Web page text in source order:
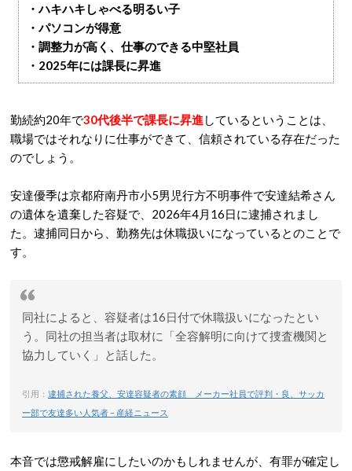
・ハキハキしゃべる明るい子
・パソコンが得意
・調整力が高く、仕事のできる中堅社員
・2025年には課長に昇進
勤続約20年で30代後半で課長に昇進 しているということは、
職場ではそれなりに仕事ができて、信頼されている存在だった
のでしょう。
安達優季は京都府南丹市小5男児行方不明事件で安達結希さん
の遺体を遺棄した容疑で、2026年4月16日に逮捕されまし
た。逮捕同日から、勤務先は休職扱いになっているとのことで
す。
同社によると、容疑者は16日付で休職扱いになったとい
う。同社の担当者は取材に「全容解明に向けて捜査機関と
協力していく」と話した。
引用： 逮捕された養父、安達容疑者の素顔 メーカー社員で評判・良、サッカ
ー部で友達多い人気者 – 産経ニュース
本音では懲戒解雇にしたいのかもしれませんが、有罪が確定し